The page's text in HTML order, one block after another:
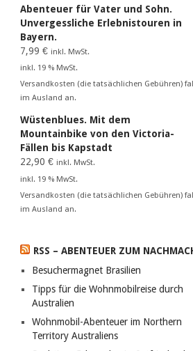
Abenteuer für Vater und Sohn.
Unvergessliche Erlebnistouren in
Bayern.
7,99€ inkl. MwSt.
inkl. 19 % MwSt.
Versandkosten (die tatsächlichen Gebühren)
im Ausland an.
Wüstenblues. Mit dem
Mountainbike von den Victoria-
Fällen bis Kapstadt
22,90€ inkl. MwSt.
inkl. 19 % MwSt.
Versandkosten (die tatsächlichen Gebühren)
im Ausland an.
RSS – ABENTEUER ZUM
Besuchermagnet Brasilien
Tipps für die Wohnmobilreise durch
Australien
Wohnmobil-Abenteuer im Northern
Territory Australiens